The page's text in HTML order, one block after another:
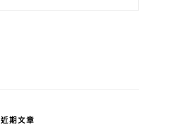
近期文章